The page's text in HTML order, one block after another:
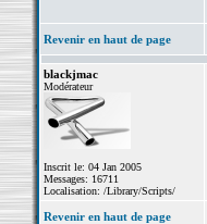
Revenir en haut de page
blackjmac
Modérateur
Inscrit le: 04 Jan 2005
Messages: 16711
Localisation: /Library/Scripts/
Revenir en haut de page